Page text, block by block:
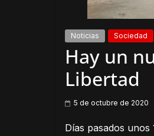
Noticias Sociedad
Hay un
Libertad
5 de octubre de 2020
Días pasados